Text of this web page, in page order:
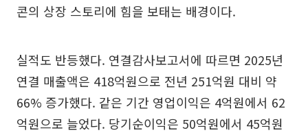
콘의 상장 스토리에 힘을 보태는 배경이다.
실적도 반등했다. 연결감사보고서에 따르면 2025년
연결 매출액은 418억원으로 전년 251억원 대비 약
66% 증가했다. 같은 기간 영업이익은 4억원에서 62
억원으로 늘었다. 당기순이익은 50억원에서 45억원